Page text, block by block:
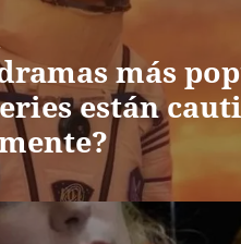
más
están